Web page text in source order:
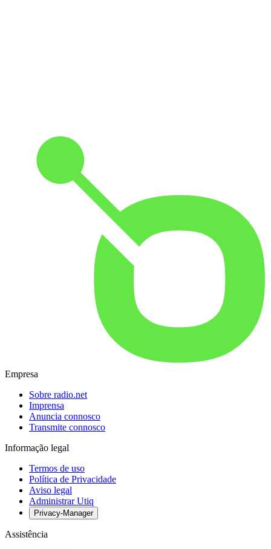
Empresa
Sobre radio.net
Imprensa
Anuncia connosco
Transmite connosco
Informação legal
Termos de uso
Política de Privacidade
Aviso legal
Administrar Utiq
Privacy-Manager
Assistência